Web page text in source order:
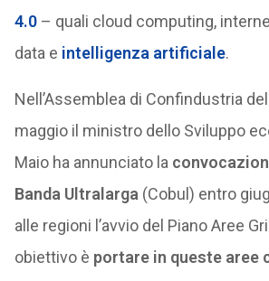
4.0– quali cloud computing,
data e intelligenza artificiale.
Nell’Assemblea di Confindustria
maggio il ministro dello Sviluppo
Maio ha annunciato la
Banda Ultralarga (Cobul) entro
alle regioni l’avvio del Piano Aree
obiettivo è portare in queste aree